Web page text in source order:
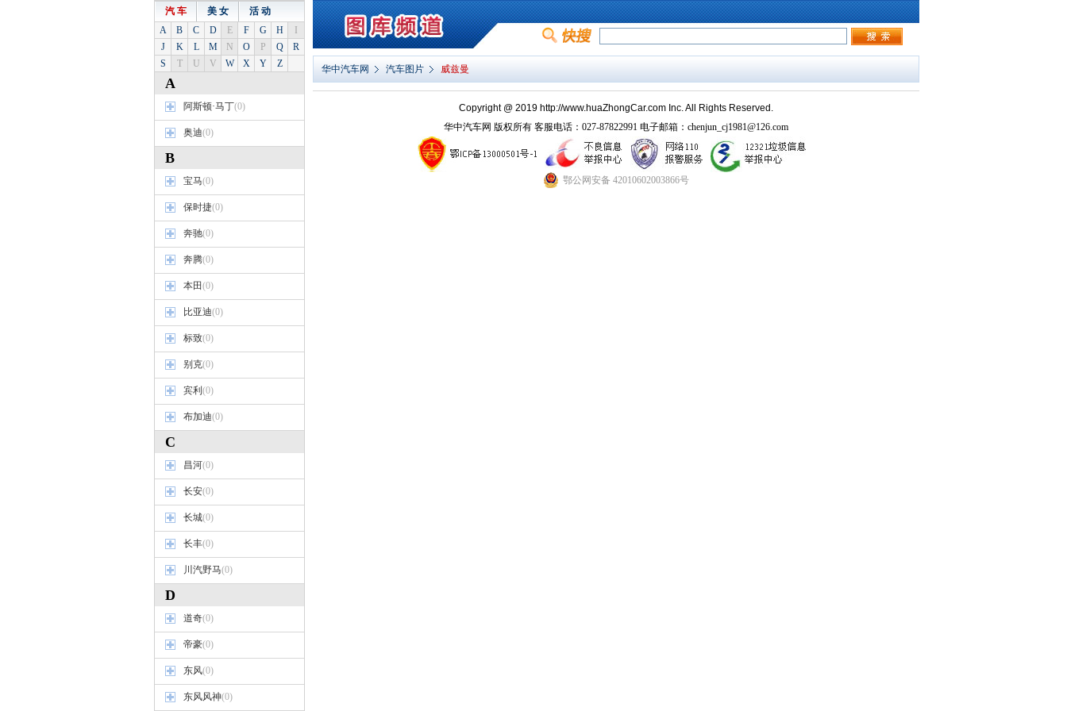
汽 车 美 女
活 动
A
B C D E F G H
J
K L M N O P Q
R
S
T U V W X Y Z
A
阿斯顿·马丁(0)
奥迪(0)
B
宝马(0)
保时捷(0)
奔驰(0)
奔腾(0)
本田(0)
比亚迪(0)
标致(0)
别克(0)
宾利 (0)
布加迪(0)
C
昌河(0)
长安(0)
长城(0)
长丰(0)
川汽野马(0)
D
道奇(0)
帝豪(0)
东风(0)
东风风神(0)
华中汽车网 汽车图片 威兹曼
Copyright @ 2019 http://www.huaZhongCar.com Inc. All Rights Reserved.
华中汽车网 版权所有 客服电话：027-87822991 电子邮箱：chenjun_cj1981@126.com
鄂公网安备 42010602003866号